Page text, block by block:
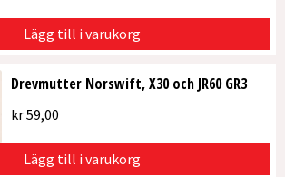
Lägg till i varukorg
Drevmutter Norswift, X30 och JR60 GR3
kr59,00
Lägg till i varukorg